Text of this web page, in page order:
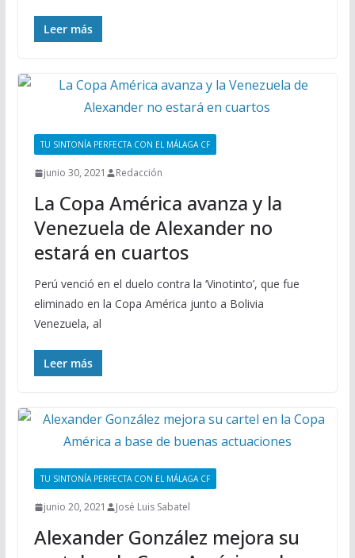
Leer más
TU SINTONÍA PERFECTA CON EL MÁLAGA CF
junio 30, 2021 Redacción
La Copa América avanza y la
Venezuela de Alexander no
estará en cuartos
Perú venció en el duelo contra la ‘Vinotinto’, que fue
eliminado en la Copa América junto a Bolivia
Venezuela, al
Leer más
TU SINTONÍA PERFECTA CON EL MÁLAGA CF
junio 20, 2021 José Luis Sabatel
Alexander González mejora su